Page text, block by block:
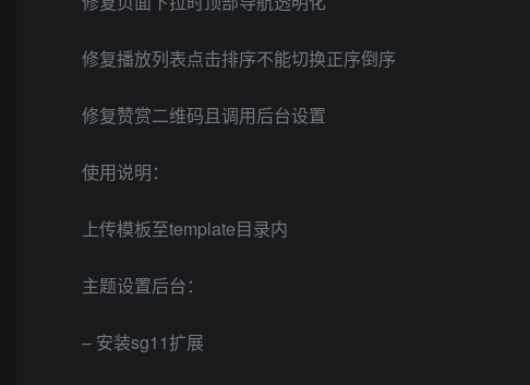
修复播放列表点击排序不能切换正序倒序
修复赞赏二维码且调用后台设置
使用说明：
上传模板至template目录内
主题设置后台：
– 安装sg11扩展